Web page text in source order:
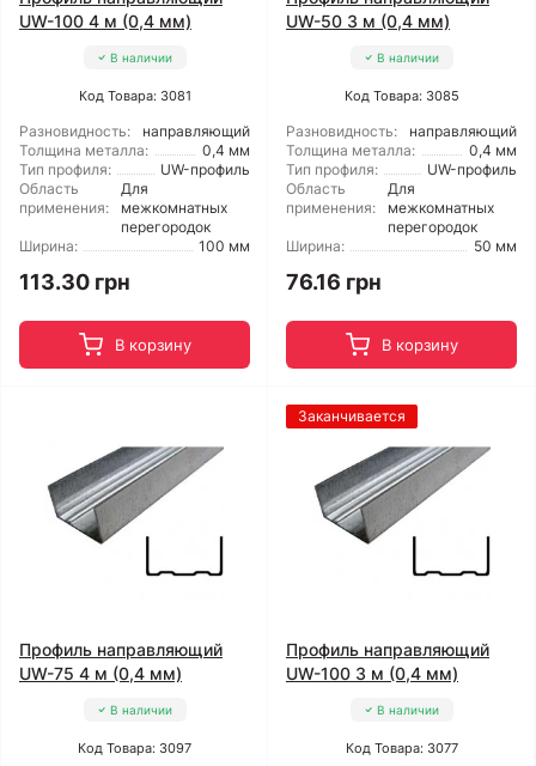
UW-100 4 м (0,4 мм)
В наличии
Код Товара: 3081
Разновидность:
направляющий
Толщина металла:
0,4 мм
Тип профиля:
UW-профиль
Область
применения:
Для
межкомнатных
перегородок
Ширина:
100 мм
113.30 грн
В корзину
UW-50 3 м (0,4 мм)
В наличии
Код Товара: 3085
Разновидность:
направляющий
Толщина металла:
0,4 мм
Тип профиля:
UW-профиль
Область
применения:
Для
межкомнатных
перегородок
Ширина:
50 мм
76.16 грн
В корзину
Профиль направляющий
UW-75 4 м (0,4 мм)
В наличии
Код Товара: 3097
Заканчивается
Профиль направляющий
UW-100 3 м (0,4 мм)
В наличии
Код Товара: 3077